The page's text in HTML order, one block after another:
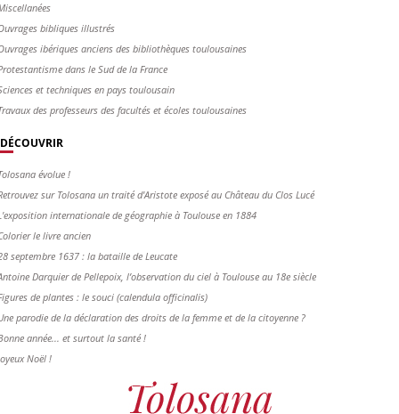
bibliques illustrés
ibériques anciens des bibliothèques toulousaines
dans le Sud de la France
et techniques en pays toulousain
des professeurs des facultés et écoles toulousaines
DÉCOUVRIR
évolue !
sur Tolosana un traité d'Aristote exposé au Château du Clos Lucé
internationale de géographie à Toulouse en 1884
le livre ancien
septembre 1637 : la bataille de Leucate
Darquier de Pellepoix, l’observation du ciel à Toulouse au 18e siècle
de plantes : le souci (calendula officinalis)
parodie de la déclaration des droits de la femme et de la citoyenne ?
année... et surtout la santé !
Noël !